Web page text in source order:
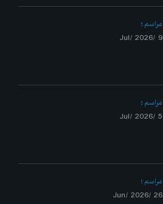
مراسم
9 /Jul/ 2026
مراسم
5 /Jul/ 2026
مراسم
26 /Jun/ 2026